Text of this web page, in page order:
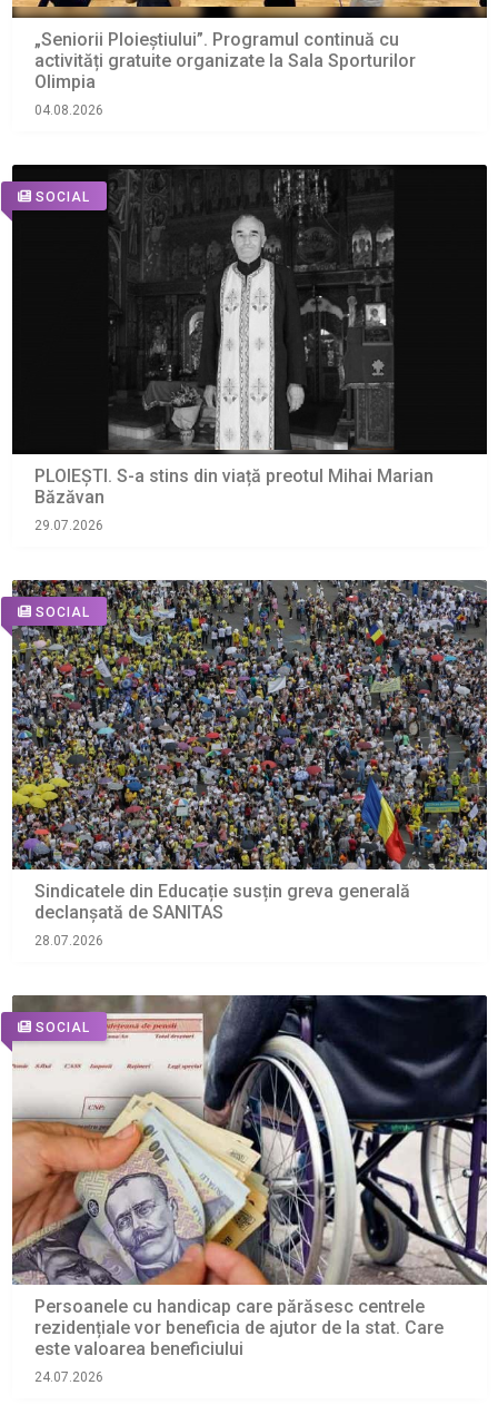
„Seniorii Ploieștiului”. Programul continuă cu
activități gratuite organizate la Sala Sporturilor
Olimpia
04.08.2026
SOCIAL
PLOIEȘTI. S-a stins din viață preotul Mihai Marian
Băzăvan
29.07.2026
SOCIAL
Sindicatele din Educație susțin greva generală
declanșată de SANITAS
28.07.2026
SOCIAL
Persoanele cu handicap care părăsesc centrele
rezidențiale vor beneficia de ajutor de la stat. Care
este valoarea beneficiului
24.07.2026